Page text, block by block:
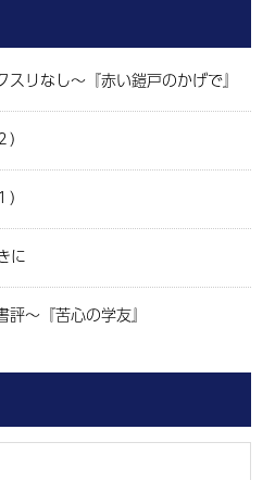
リなし～『赤い鎧戸のかげで』
）
）
に
評～『苦心の学友』